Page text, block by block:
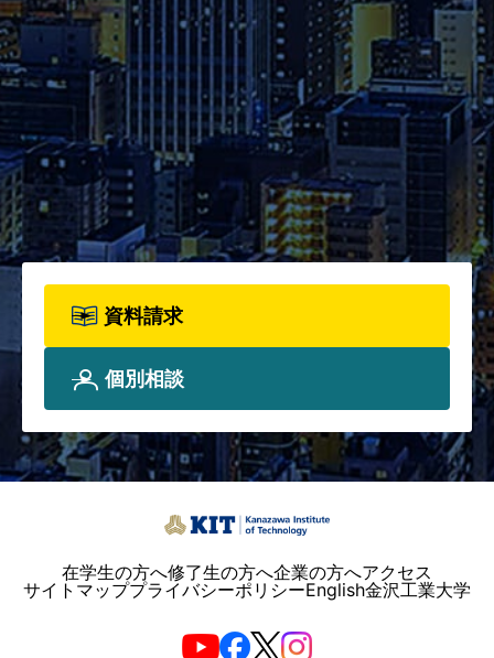
2026年度パンフレット配布開
始！カリキュラム全体、各科目
詳細、院生プロフィールについ
て、詳しく知りたい方は資料請
求フォームからお申込みくださ
い。
資料請求
個別相談
在学生の方へ修了生の方へ企業の方へアクセス
サイトマッププライバシーポリシーEnglish金沢工業大学